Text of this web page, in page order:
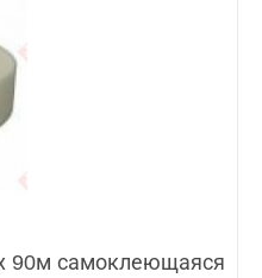
90м самоклеющаяся